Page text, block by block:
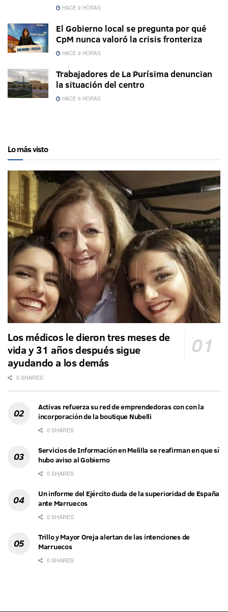
HACE 9 HORAS
El Gobierno local se pregunta por qué
CpM nunca valoró la crisis fronteriza
HACE 9 HORAS
Trabajadores de La Purísima denuncian
la situación del centro
HACE 9 HORAS
Lo más visto
Los médicos le dieron tres meses de
vida y 31 años después sigue
ayudando a los demás
0 SHARES
Activas refuerza su red de emprendedoras con con la
incorporación de la boutique Nubelli
0 SHARES
Servicios de Información en Melilla se reafirman en que sí
hubo aviso al Gobierno
0 SHARES
Un informe del Ejército duda de la superioridad de España
ante Marruecos
0 SHARES
Trillo y Mayor Oreja alertan de las intenciones de
Marruecos
0 SHARES